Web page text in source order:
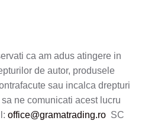
ca am adus atingere in
de autor, produsele
sau incalca drepturi
sa ne comunicati acest lucru
office@gramatrading.roSC